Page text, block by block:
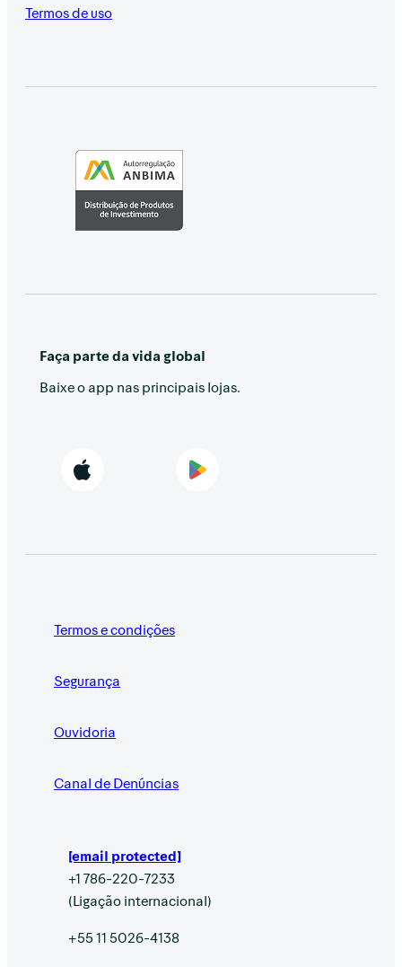
Termos de uso
Faça parte da vida global
Baixe o app nas principais lojas.
Termos e condições
Segurança
Ouvidoria
Canal de Denúncias
[email protected]
+1 786-220-7233
(Ligação internacional)
+55 11 5026-4138